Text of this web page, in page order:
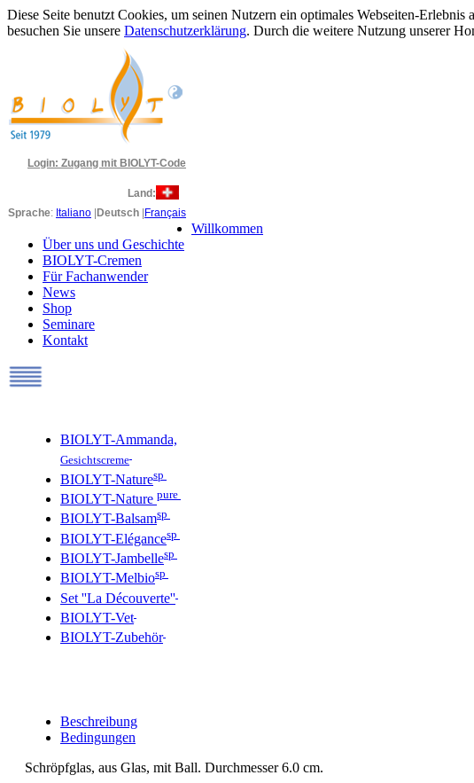
Diese Seite benutzt Cookies, um seinen Nutzern ein optimales Webseiten-
besuchen Sie unsere Datenschutzerklärung. Durch die weitere Nutzung unserer
Login: Zugang mit BIOLYT-Code
Land:
Sprache: Italiano Deutsch Français
Willkommen
Über uns und Geschichte
BIOLYT-Cremen
Für Fachanwender
News
Shop
Seminare
Kontakt
BIOLYT-Ammanda,
Gesichtscreme
BIOLYT-Naturesp
BIOLYT-Nature pure
BIOLYT-Balsamsp
BIOLYT-Elégancesp
BIOLYT-Jambellesp
BIOLYT-Melbiosp
Set ''La Découverte''
BIOLYT-Vet
BIOLYT-Zubehör
Beschreibung
Bedingungen
Schröpfglas, aus Glas, mit Ball. Durchmesser 6.0 cm.